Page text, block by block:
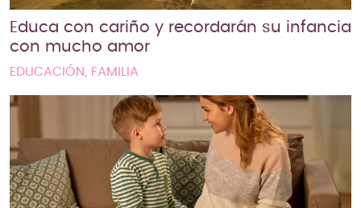
Educa con cariño y recordarán su infancia
con mucho amor
EDUCACIÓN, FAMILIA